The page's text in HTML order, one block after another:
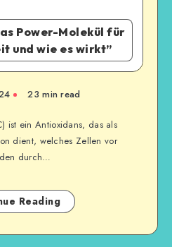
Power-Molekül für
und wie es wirkt”
23 min read
ist ein Antioxidans, das als
dient, welches Zellen vor
durch…
Reading